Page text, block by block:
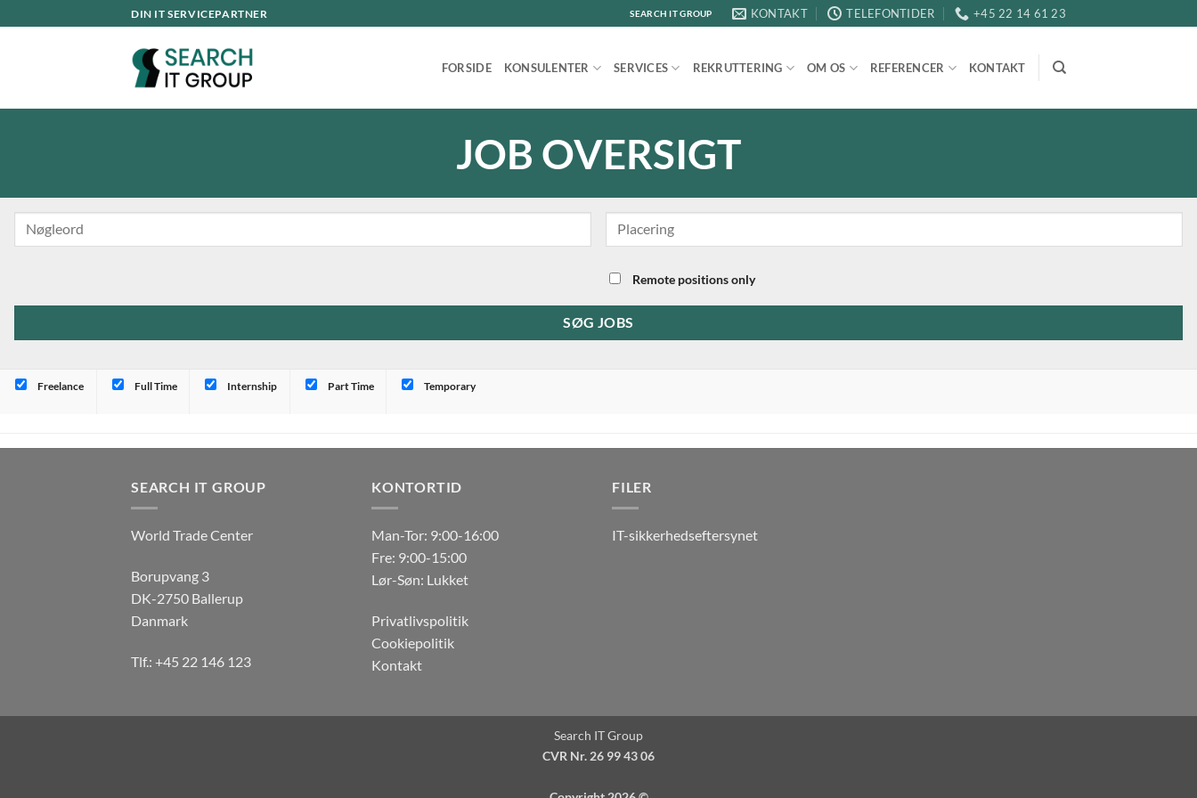
til
DIN IT SERVICEPARTNER SEARCH IT GROUP KONTAKT TELEFONTIDER +45 22 14 61 23
FORSIDE KONSULENTER SERVICES REKRUTTERING OM OS REFERENCER KONTAKT
JOB OVERSIGT
Remote positions only
Freelance Full Time Internship Part Time Temporary
SEARCH IT GROUP
World Trade Center
Borupvang 3
DK-2750 Ballerup
Danmark
Tlf.: +45 22 146 123
KONTORTID
Man-Tor: 9:00-16:00
Fre: 9:00-15:00
Lør-Søn: Lukket
Privatlivspolitik
Cookiepolitik
Kontakt
FILER
IT-sikkerhedseftersynet
Search IT Group
CVR Nr. 26 99 43 06